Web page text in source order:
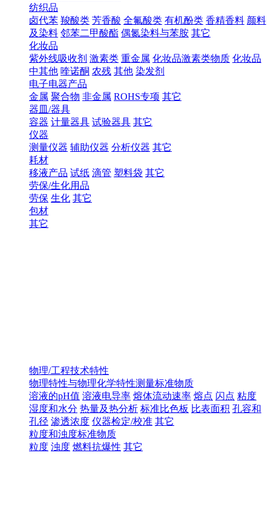
纺织品
卤代苯 羧酸类 芳香酸 全氟酸类 有机酚类 香精香料 颜料
及染料 邻苯二甲酸酯 偶氮染料与苯胺 其它
化妆品
紫外线吸收剂 激素类 重金属 化妆品激素类物质 化妆品
中其他 喹诺酮 农残 其他 染发剂
电子电器产品
金属 聚合物 非金属 ROHS专项 其它
器皿/器具
容器 计量器具 试验器具 其它
仪器
测量仪器 辅助仪器 分析仪器 其它
耗材
移液产品 试纸 滴管 塑料袋 其它
劳保/生化用品
劳保 生化 其它
包材
其它
物理/工程技术特性
物理特性与物理化学特性测量标准物质
溶液的pH值 溶液电导率 熔体流动速率 熔点 闪点 粘度
湿度和水分 热量及热分析 标准比色板 比表面积 孔容和
孔径 渗透浓度 仪器检定/校准 其它
粒度和浊度标准物质
粒度 浊度 燃料抗爆性 其它